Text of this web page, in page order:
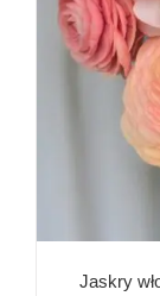
Jaskry